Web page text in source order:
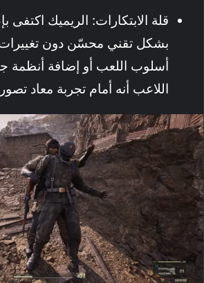
قلة الابتكارات: الريميك اكتفى
بشكل تقني محسّن دون
أسلوب اللعب أو إضافة أنظمة
اللاعب أنه أمام تجربة معاد